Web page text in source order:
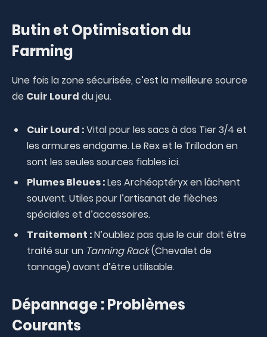
Butin et Optimisation du
Farming
Une fois la zone sécurisée, c’est la meilleure source
de Cuir Lourd du jeu.
Cuir Lourd :Vital pour les sacs à dos Tier 3/4 et
les armures endgame. Le Rex et le Trillodon en
sont les seules sources fiables ici.
Plumes Bleues :Les Archéoptéryx en lâchent
souvent. Utiles pour l’artisanat de flèches
spéciales et d’accessoires.
Traitement :N’oubliez pas que le cuir doit être
traité sur un Tanning Rack(Chevalet de
tannage) avant d’être utilisable.
Dépannage : Problèmes
Courants